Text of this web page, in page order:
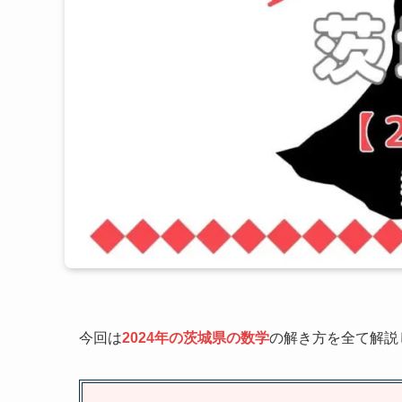
今回は2024年の茨城県の数学の解き方を全て解説